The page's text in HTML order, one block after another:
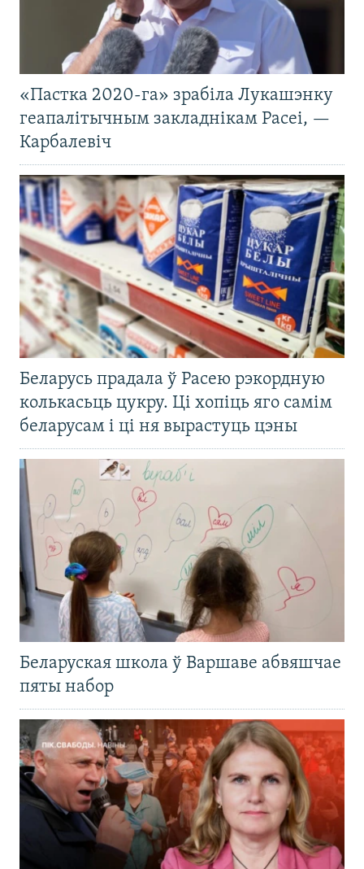
«Пастка 2020-га» зрабіла Лукашэнку
геапалітычным закладнікам Расеі, —
Карбалевіч
Беларусь прадала ў Расею рэкордную
колькасьць цукру. Ці хопіць яго самім
беларусам і ці ня вырастуць цэны
Беларуская школа ў Варшаве абвяшчае
пяты набор